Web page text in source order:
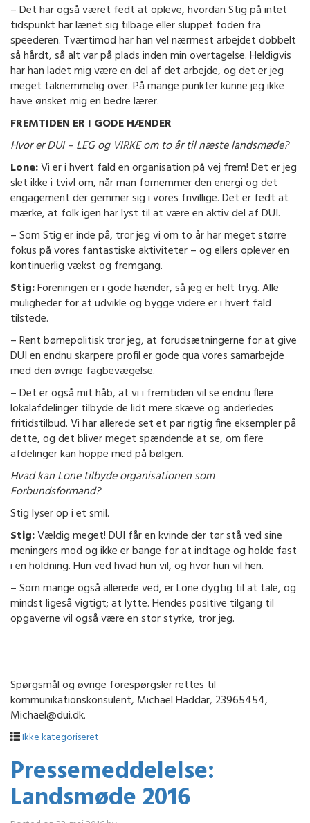
– Det har også været fedt at opleve, hvordan Stig på intet
tidspunkt har lænet sig tilbage eller sluppet foden fra
speederen. Tværtimod har han vel nærmest arbejdet dobbelt
så hårdt, så alt var på plads inden min overtagelse. Heldigvis
har han ladet mig være en del af det arbejde, og det er jeg
meget taknemmelig over. På mange punkter kunne jeg ikke
have ønsket mig en bedre lærer.
FREMTIDEN ER I GODE HÆNDER
Hvor er DUI – LEG og VIRKE om to år til næste landsmøde?
Lone:Vi er i hvert fald en organisation på vej frem! Det er jeg
slet ikke i tvivl om, når man fornemmer den energi og det
engagement der gemmer sig i vores frivillige. Det er fedt at
mærke, at folk igen har lyst til at være en aktiv del af DUI.
– Som Stig er inde på, tror jeg vi om to år har meget større
fokus på vores fantastiske aktiviteter – og ellers oplever en
kontinuerlig vækst og fremgang.
Stig:Foreningen er i gode hænder, så jeg er helt tryg. Alle
muligheder for at udvikle og bygge videre er i hvert fald
tilstede.
– Rent børnepolitisk tror jeg, at forudsætningerne for at give
DUI en endnu skarpere profil er gode qua vores samarbejde
med den øvrige fagbevægelse.
– Det er også mit håb, at vi i fremtiden vil se endnu flere
lokalafdelinger tilbyde de lidt mere skæve og anderledes
fritidstilbud. Vi har allerede set et par rigtig fine eksempler på
dette, og det bliver meget spændende at se, om flere
afdelinger kan hoppe med på bølgen.
Hvad kan Lone tilbyde organisationen som
Forbundsformand?
Stig lyser op i et smil.
Stig:Vældig meget! DUI får en kvinde der tør stå ved sine
meningers mod og ikke er bange for at indtage og holde fast
i en holdning. Hun ved hvad hun vil, og hvor hun vil hen.
– Som mange også allerede ved, er Lone dygtig til at tale, og
mindst ligeså vigtigt; at lytte. Hendes positive tilgang til
opgaverne vil også være en stor styrke, tror jeg.
Spørgsmål og øvrige forespørgsler rettes til
kommunikationskonsulent, Michael Haddar, 23965454,
Michael@dui.dk.
Ikke kategoriseret
Pressemeddelelse:
Landsmøde 2016